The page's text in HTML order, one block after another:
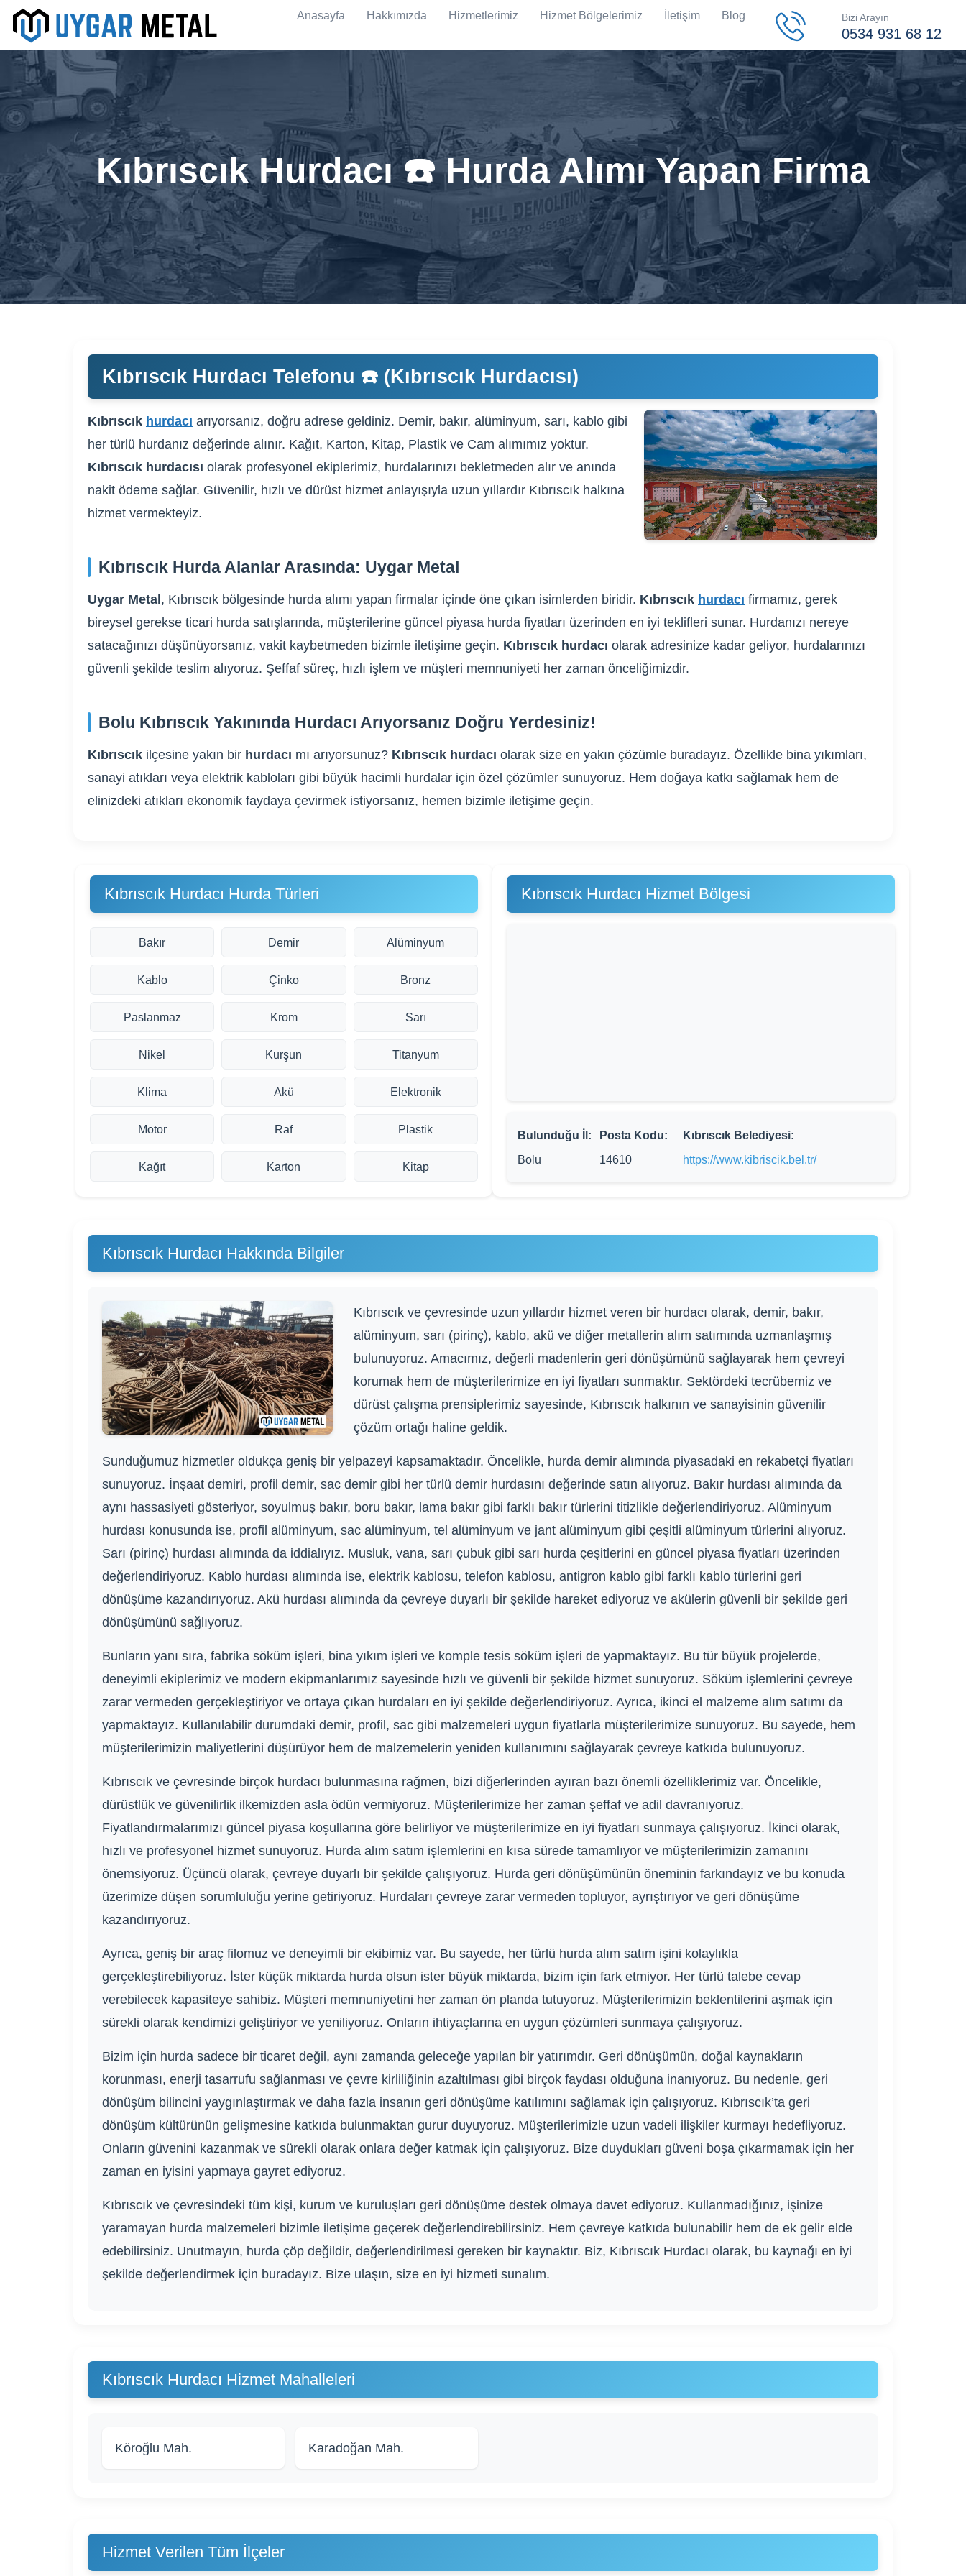
Anasayfa Hakkımızda Hizmetlerimiz Hizmet Bölgelerimiz İletişim Blog Bizi Arayın
0534 931 68 12
Kıbrıscık Hurdacı ☎️ Hurda Alımı Yapan Firma
Kıbrıscık Hurdacı Telefonu ☎️ (Kıbrıscık Hurdacısı)
Kıbrıscık hurdacı arıyorsanız, doğru adrese geldiniz. Demir, bakır, alüminyum, sarı, kablo gibi
her türlü hurdanız değerinde alınır. Kağıt, Karton, Kitap, Plastik ve Cam alımımız yoktur.
Kıbrıscık hurdacısı olarak profesyonel ekiplerimiz, hurdalarınızı bekletmeden alır ve anında
nakit ödeme sağlar. Güvenilir, hızlı ve dürüst hizmet anlayışıyla uzun yıllardır Kıbrıscık halkına
hizmet vermekteyiz.
Kıbrıscık Hurda Alanlar Arasında: Uygar Metal
Uygar Metal , Kıbrıscık bölgesinde hurda alımı yapan firmalar içinde öne çıkan isimlerden biridir. Kıbrıscık hurdacı firmamız, gerek
bireysel gerekse ticari hurda satışlarında, müşterilerine güncel piyasa hurda fiyatları üzerinden en iyi teklifleri sunar. Hurdanızı nereye
satacağınızı düşünüyorsanız, vakit kaybetmeden bizimle iletişime geçin. Kıbrıscık hurdacı olarak adresinize kadar geliyor, hurdalarınızı
güvenli şekilde teslim alıyoruz. Şeffaf süreç, hızlı işlem ve müşteri memnuniyeti her zaman önceliğimizdir.
Bolu Kıbrıscık Yakınında Hurdacı Arıyorsanız Doğru Yerdesiniz!
Kıbrıscık ilçesine yakın bir hurdacı mı arıyorsunuz? Kıbrıscık hurdacı olarak size en yakın çözümle buradayız. Özellikle bina yıkımları,
sanayi atıkları veya elektrik kabloları gibi büyük hacimli hurdalar için özel çözümler sunuyoruz. Hem doğaya katkı sağlamak hem de
elinizdeki atıkları ekonomik faydaya çevirmek istiyorsanız, hemen bizimle iletişime geçin.
Kıbrıscık Hurdacı Hurda Türleri
Bakır Demir Alüminyum
Kablo Çinko Bronz
Paslanmaz Krom Sarı
Nikel Kurşun Titanyum
Klima Akü Elektronik
Motor Raf Plastik
Kağıt Karton Kitap
Kıbrıscık Hurdacı Hizmet Bölgesi
Bulunduğu İl:
Bolu
Posta Kodu:
14610
Kıbrıscık Belediyesi:
https://www.kibriscik.bel.tr/
Kıbrıscık Hurdacı Hakkında Bilgiler
Kıbrıscık ve çevresinde uzun yıllardır hizmet veren bir hurdacı olarak, demir, bakır,
alüminyum, sarı (pirinç), kablo, akü ve diğer metallerin alım satımında uzmanlaşmış
bulunuyoruz. Amacımız, değerli madenlerin geri dönüşümünü sağlayarak hem çevreyi
korumak hem de müşterilerimize en iyi fiyatları sunmaktır. Sektördeki tecrübemiz ve
dürüst çalışma prensiplerimiz sayesinde, Kıbrıscık halkının ve sanayisinin güvenilir
çözüm ortağı haline geldik.
Sunduğumuz hizmetler oldukça geniş bir yelpazeyi kapsamaktadır. Öncelikle, hurda demir alımında piyasadaki en rekabetçi fiyatları
sunuyoruz. İnşaat demiri, profil demir, sac demir gibi her türlü demir hurdasını değerinde satın alıyoruz. Bakır hurdası alımında da
aynı hassasiyeti gösteriyor, soyulmuş bakır, boru bakır, lama bakır gibi farklı bakır türlerini titizlikle değerlendiriyoruz. Alüminyum
hurdası konusunda ise, profil alüminyum, sac alüminyum, tel alüminyum ve jant alüminyum gibi çeşitli alüminyum türlerini alıyoruz.
Sarı (pirinç) hurdası alımında da iddialıyız. Musluk, vana, sarı çubuk gibi sarı hurda çeşitlerini en güncel piyasa fiyatları üzerinden
değerlendiriyoruz. Kablo hurdası alımında ise, elektrik kablosu, telefon kablosu, antigron kablo gibi farklı kablo türlerini geri
dönüşüme kazandırıyoruz. Akü hurdası alımında da çevreye duyarlı bir şekilde hareket ediyoruz ve akülerin güvenli bir şekilde geri
dönüşümünü sağlıyoruz.
Bunların yanı sıra, fabrika söküm işleri, bina yıkım işleri ve komple tesis söküm işleri de yapmaktayız. Bu tür büyük projelerde,
deneyimli ekiplerimiz ve modern ekipmanlarımız sayesinde hızlı ve güvenli bir şekilde hizmet sunuyoruz. Söküm işlemlerini çevreye
zarar vermeden gerçekleştiriyor ve ortaya çıkan hurdaları en iyi şekilde değerlendiriyoruz. Ayrıca, ikinci el malzeme alım satımı da
yapmaktayız. Kullanılabilir durumdaki demir, profil, sac gibi malzemeleri uygun fiyatlarla müşterilerimize sunuyoruz. Bu sayede, hem
müşterilerimizin maliyetlerini düşürüyor hem de malzemelerin yeniden kullanımını sağlayarak çevreye katkıda bulunuyoruz.
Kıbrıscık ve çevresinde birçok hurdacı bulunmasına rağmen, bizi diğerlerinden ayıran bazı önemli özelliklerimiz var. Öncelikle,
dürüstlük ve güvenilirlik ilkemizden asla ödün vermiyoruz. Müşterilerimize her zaman şeffaf ve adil davranıyoruz.
Fiyatlandırmalarımızı güncel piyasa koşullarına göre belirliyor ve müşterilerimize en iyi fiyatları sunmaya çalışıyoruz. İkinci olarak,
hızlı ve profesyonel hizmet sunuyoruz. Hurda alım satım işlemlerini en kısa sürede tamamlıyor ve müşterilerimizin zamanını
önemsiyoruz. Üçüncü olarak, çevreye duyarlı bir şekilde çalışıyoruz. Hurda geri dönüşümünün öneminin farkındayız ve bu konuda
üzerimize düşen sorumluluğu yerine getiriyoruz. Hurdaları çevreye zarar vermeden topluyor, ayrıştırıyor ve geri dönüşüme
kazandırıyoruz.
Ayrıca, geniş bir araç filomuz ve deneyimli bir ekibimiz var. Bu sayede, her türlü hurda alım satım işini kolaylıkla
gerçekleştirebiliyoruz. İster küçük miktarda hurda olsun ister büyük miktarda, bizim için fark etmiyor. Her türlü talebe cevap
verebilecek kapasiteye sahibiz. Müşteri memnuniyetini her zaman ön planda tutuyoruz. Müşterilerimizin beklentilerini aşmak için
sürekli olarak kendimizi geliştiriyor ve yeniliyoruz. Onların ihtiyaçlarına en uygun çözümleri sunmaya çalışıyoruz.
Bizim için hurda sadece bir ticaret değil, aynı zamanda geleceğe yapılan bir yatırımdır. Geri dönüşümün, doğal kaynakların
korunması, enerji tasarrufu sağlanması ve çevre kirliliğinin azaltılması gibi birçok faydası olduğuna inanıyoruz. Bu nedenle, geri
dönüşüm bilincini yaygınlaştırmak ve daha fazla insanın geri dönüşüme katılımını sağlamak için çalışıyoruz. Kıbrıscık’ta geri
dönüşüm kültürünün gelişmesine katkıda bulunmaktan gurur duyuyoruz. Müşterilerimizle uzun vadeli ilişkiler kurmayı hedefliyoruz.
Onların güvenini kazanmak ve sürekli olarak onlara değer katmak için çalışıyoruz. Bize duydukları güveni boşa çıkarmamak için her
zaman en iyisini yapmaya gayret ediyoruz.
Kıbrıscık ve çevresindeki tüm kişi, kurum ve kuruluşları geri dönüşüme destek olmaya davet ediyoruz. Kullanmadığınız, işinize
yaramayan hurda malzemeleri bizimle iletişime geçerek değerlendirebilirsiniz. Hem çevreye katkıda bulunabilir hem de ek gelir elde
edebilirsiniz. Unutmayın, hurda çöp değildir, değerlendirilmesi gereken bir kaynaktır. Biz, Kıbrıscık Hurdacı olarak, bu kaynağı en iyi
şekilde değerlendirmek için buradayız. Bize ulaşın, size en iyi hizmeti sunalım.
Kıbrıscık Hurdacı Hizmet Mahalleleri
Köroğlu Mah. Karadoğan Mah.
Hizmet Verilen Tüm İlçeler